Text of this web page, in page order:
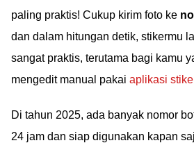
paling praktis! Cukup kirim foto ke
dan dalam hitungan detik, stikermu
sangat praktis, terutama bagi kamu
mengedit manual pakai aplikasi
Di tahun 2025, ada banyak nomor
24 jam dan siap digunakan kapan